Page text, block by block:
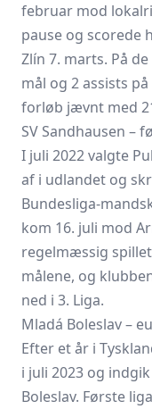
februar mod
pause og scorede
Zlín 7. marts. På
mål og 2 assists
forløb jævnt med
SV Sandhausen –
I juli 2022 valgte
af i udlandet og
Bundesliga-
kom 16. juli mod
regelmæssig
målene, og
ned i 3. Liga.
Mladá Boleslav –
Efter et år i
i juli 2023 og
Boleslav. Første